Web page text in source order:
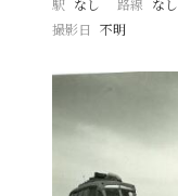
撮影日
不明